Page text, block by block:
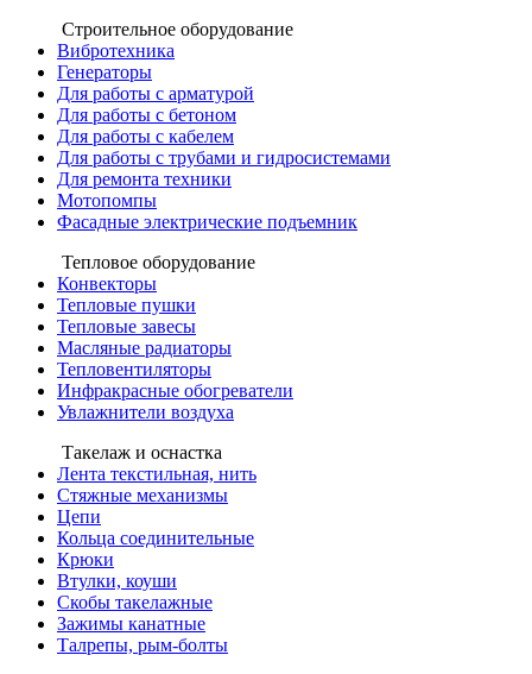
Строительное оборудование
Вибротехника
Генераторы
Для работы с арматурой
Для работы с бетоном
Для работы с кабелем
Для работы с трубами и гидросистемами
Для ремонта техники
Мотопомпы
Фасадные электрические подъемник
Тепловое оборудование
Конвекторы
Тепловые пушки
Тепловые завесы
Масляные радиаторы
Тепловентиляторы
Инфракрасные обогреватели
Увлажнители воздуха
Такелаж и оснастка
Лента текстильная, нить
Стяжные механизмы
Цепи
Кольца соединительные
Крюки
Втулки, коуши
Скобы такелажные
Зажимы канатные
Талрепы, рым-болты